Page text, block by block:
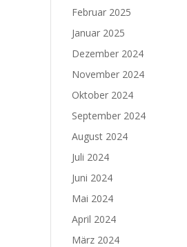
Februar 2025
Januar 2025
Dezember 2024
November 2024
Oktober 2024
September 2024
August 2024
Juli 2024
Juni 2024
Mai 2024
April 2024
März 2024